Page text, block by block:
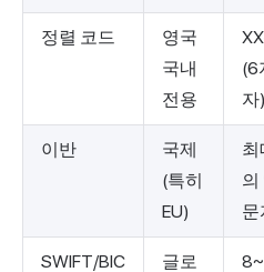
정렬 코드
영국
국내
전용
(6
자)
이반
국제
(특히
EU)
최
의
문
SWIFT/BIC
글로